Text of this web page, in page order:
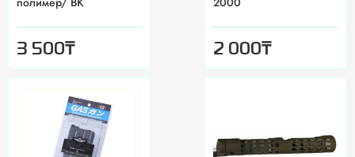
3 500₸ 2 000₸